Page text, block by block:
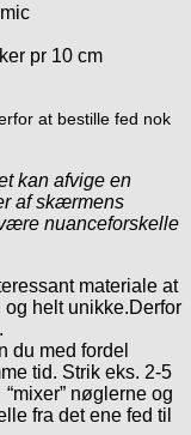
pr 10 cm
at bestille fed nok
kan afvige en
af skærmens
nuanceforskelle
materiale at
helt unikke.Derfor
du med fordel
tid. Strik eks. 2-5
nøglerne og
fra det ene fed til